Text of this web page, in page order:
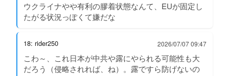
ウクライナやや有利の膠着状態なんて、EUが固定し
たがる状況っぽくて嫌だな
18: rider250 2026/07/07 09:47
こわ～、これ日本が中共や露にやられる可能性も大
だろう（侵略されれば、ね）。露ですら防げないの